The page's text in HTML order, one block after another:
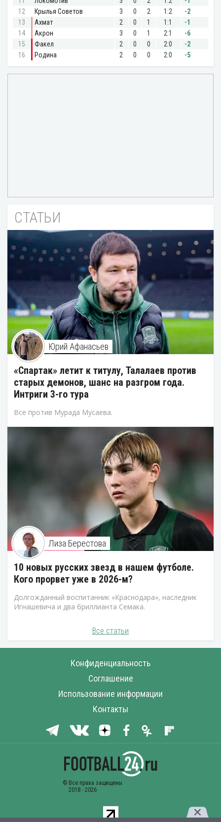
СТАТЬИ
Юрий Афанасьев
«Спартак» летит к титулу, Талалаев против
старых демонов, шанс на разгром года.
Интриги 3-го тура
Все против Мурада Мусаева.
Лиза Берестова
10 новых русских звезд в нашем футболе.
Кого прорвет уже в 2026-м?
Долгожданный воспитанник «Краснодара», наследник
Игнашевича и два бриллианта Семака.
Все статьи
Конфиденциальность
Соглашение
Использование информации
Контакты